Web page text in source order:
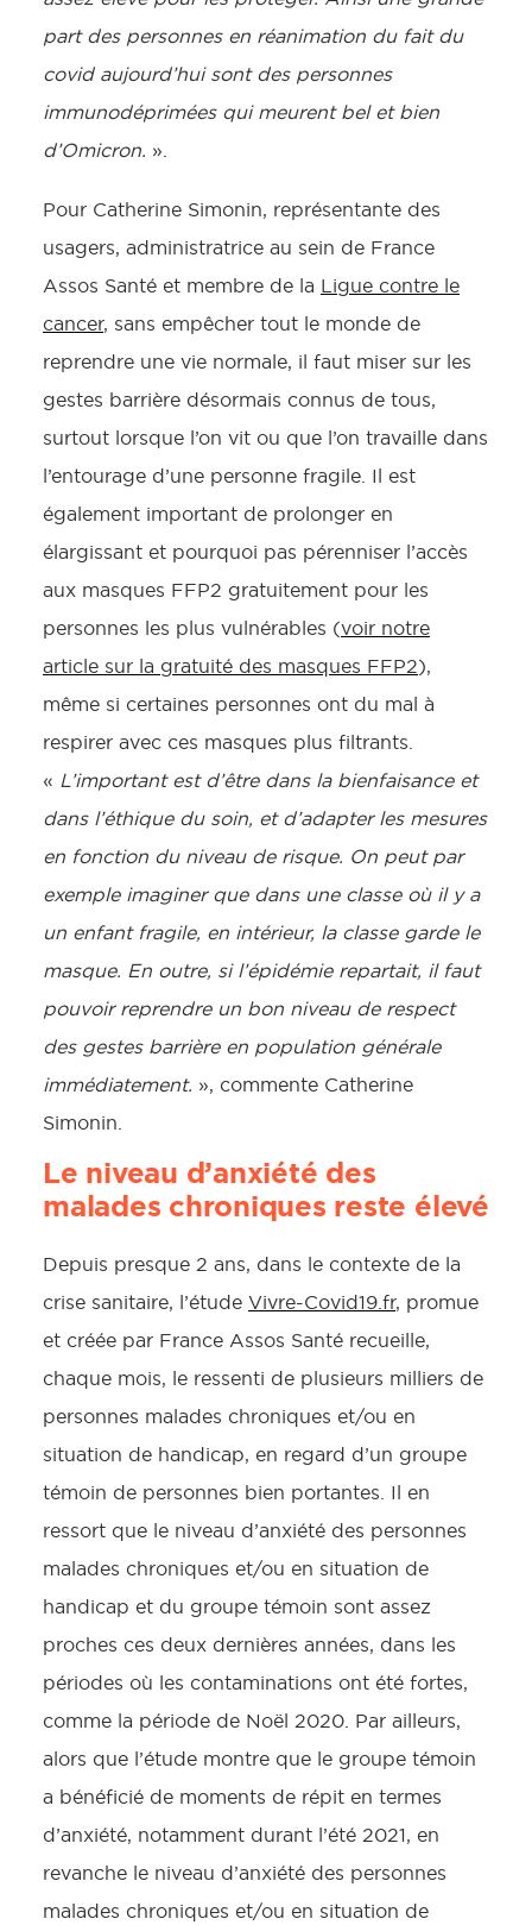
part des personnes en réanimation du fait du
covid aujourd’hui sont des personnes
immunodéprimées qui meurent bel et bien
d’Omicron. ».
Pour Catherine Simonin, représentante des
usagers, administratrice au sein de France
Assos Santé et membre de la Ligue contre le
cancer, sans empêcher tout le monde de
reprendre une vie normale, il faut miser sur les
gestes barrière désormais connus de tous,
surtout lorsque l’on vit ou que l’on travaille dans
l’entourage d’une personne fragile. Il est
également important de prolonger en
élargissant et pourquoi pas pérenniser l’accès
aux masques FFP2 gratuitement pour les
personnes les plus vulnérables (voir notre
article sur la gratuité des masques FFP2),
même si certaines personnes ont du mal à
respirer avec ces masques plus filtrants.
« L’important est d’être dans la bienfaisance et
dans l’éthique du soin, et d’adapter les mesures
en fonction du niveau de risque. On peut par
exemple imaginer que dans une classe où il y a
un enfant fragile, en intérieur, la classe garde le
masque. En outre, si l’épidémie repartait, il faut
pouvoir reprendre un bon niveau de respect
des gestes barrière en population générale
immédiatement. », commente Catherine
Simonin.
Le niveau d’anxiété des
malades chroniques reste élevé
Depuis presque 2 ans, dans le contexte de la
crise sanitaire, l’étude Vivre-Covid19.fr, promue
et créée par France Assos Santé recueille,
chaque mois, le ressenti de plusieurs milliers de
personnes malades chroniques et/ou en
situation de handicap, en regard d’un groupe
témoin de personnes bien portantes. Il en
ressort que le niveau d’anxiété des personnes
malades chroniques et/ou en situation de
handicap et du groupe témoin sont assez
proches ces deux dernières années, dans les
périodes où les contaminations ont été fortes,
comme la période de Noël 2020. Par ailleurs,
alors que l’étude montre que le groupe témoin
a bénéficié de moments de répit en termes
d’anxiété, notamment durant l’été 2021, en
revanche le niveau d’anxiété des personnes
malades chroniques et/ou en situation de